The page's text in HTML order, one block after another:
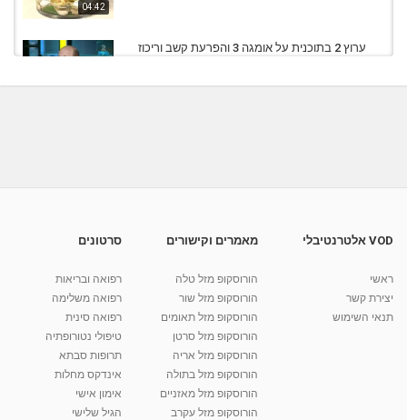
04:42
ערוץ 2 בתוכנית על אומגה 3 והפרעת קשב וריכוז
מאת
10:17
קרין גורן - העוגה המתגלצ’ת ללא קמח
38.5k צפיות
יוסי שר - מתמחה בשיטת אלכסנדר וטאי צ'י
VOD אלטרנטיבלי
ראשי
יצירת קשר
תנאי השימוש
מאמרים וקישורים
הורוסקופ מזל טלה
הורוסקופ מזל שור
הורוסקופ מזל תאומים
הורוסקופ מזל סרטן
הורוסקופ מזל אריה
הורוסקופ מזל בתולה
הורוסקופ מזל מאזניים
הורוסקופ מזל עקרב
סרטונים
רפואה ובריאות
רפואה משלימה
רפואה סינית
טיפולי נטורופתיה
תרופות סבתא
אינדקס מחלות
אימון אישי
הגיל שלישי